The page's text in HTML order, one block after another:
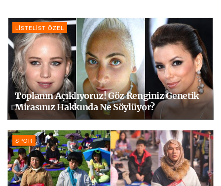
LISTELIST ÖZEL
Toplanın Açıklıyoruz! Göz Renginiz Genetik
Mirasınız Hakkında Ne Söylüyor?
SPOR